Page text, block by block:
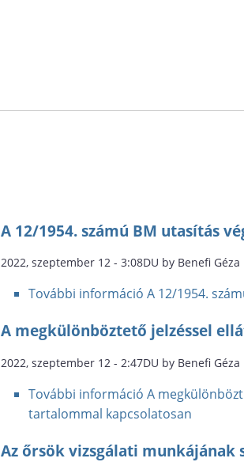
A 12/1954. számú BM utasítás
2022, szeptember 12 - 3:08DU by Benefi Géza
További információ A 12/1954.
A megkülönböztető jelzéssel
2022, szeptember 12 - 2:47DU by Benefi Géza
További információ A
tartalommal kapcsolatosan
Az őrsök vizsgálati munkájának